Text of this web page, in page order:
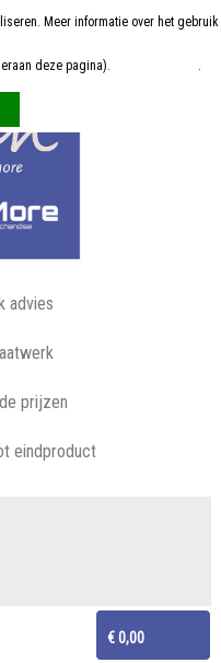
advies
prijzen
eindproduct
€ 0,00
Meer informatie over het gebruik
deze pagina). .